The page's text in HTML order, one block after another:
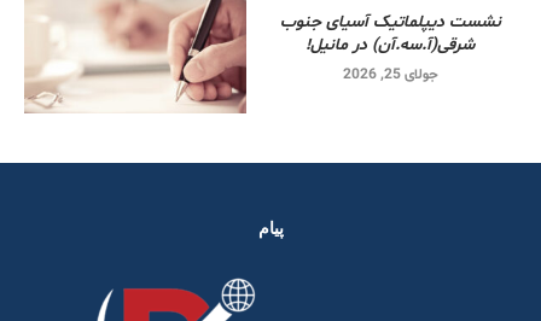
نشست دیپلماتیک آسیای جنوب
شرقی‌(آ.سه.آن) در مانیل!
جولای 25, 2026
پیام